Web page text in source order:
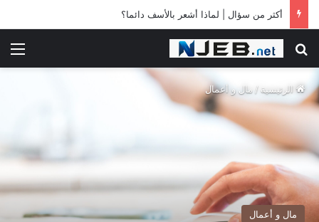
أكثر من سؤال | لماذا أشعر بالأسف دائما؟
بحث عن
الرئيسية/مال و أعمال
مال و أعمال